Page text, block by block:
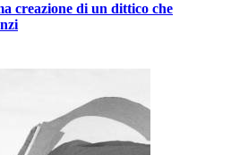
creazione di un dittico che